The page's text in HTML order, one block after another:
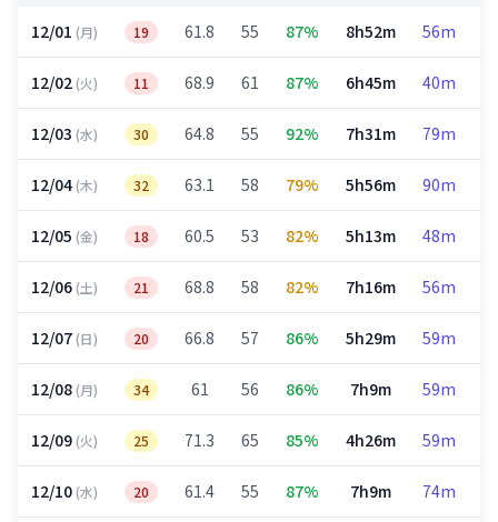
12/01 (月) 19 61.8 55 87% 8h52m 56m
12/02(火) 11 68.9 61 87% 6h45m 40m
12/03 (水) 30 64.8 55 92% 7h31m 79m
12/04(木) 32 63.1 58 79% 5h56m 90m
12/05 (金) 18 60.5 53 82% 5h13m 48m
12/06(土) 21 68.8 58 82% 7h16m 56m
12/07(日) 20 66.8 57 86% 5h29m 59m
12/08(月) 34 61 56 86% 7h9m 59m
12/09(火) 25 71.3 65 85% 4h26m 59m
12/10(水) 20 61.4 55 87% 7h9m 74m